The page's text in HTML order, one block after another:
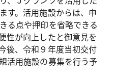
す。活用施設からは、申
る点や押印を省略できる
性が向上したと御意見を
後、令和９年度当初交付
活用施設の募集を行う予